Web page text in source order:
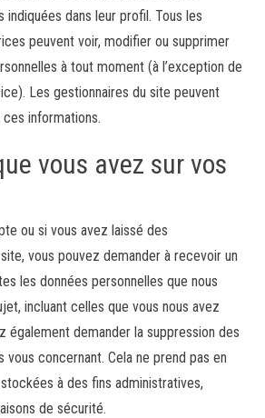
indiquées dans leur profil. Tous les
peuvent voir, modifier ou supprimer
à tout moment (à l’exception de
Les gestionnaires du site peuvent
informations.
vous avez sur vos
ou si vous avez laissé des
vous pouvez demander à recevoir un
les données personnelles que nous
incluant celles que vous nous avez
également demander la suppression des
vous concernant. Cela ne prend pas en
à des fins administratives,
de sécurité.